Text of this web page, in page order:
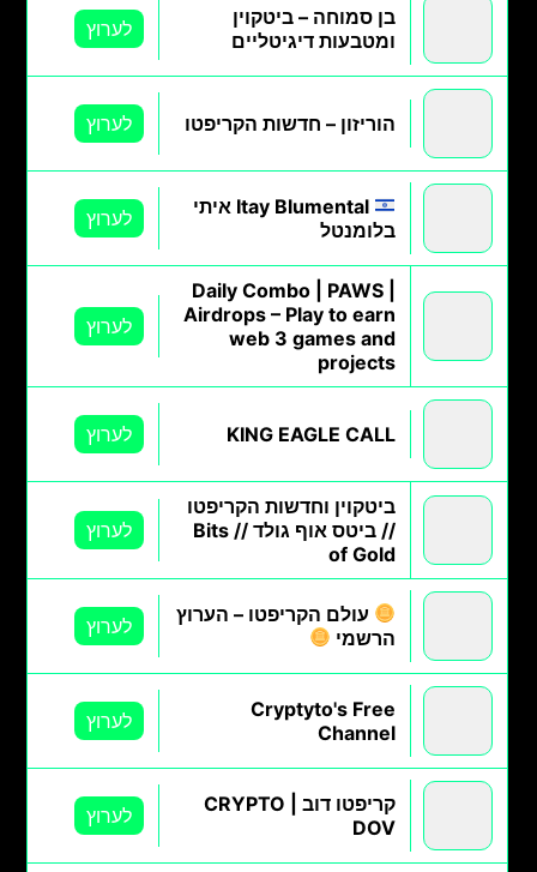
בן סמוחה – ביטקוין
ומטבעות דיגיטליים
לערוץ
הוריזון – חדשות הקריפטו לערוץ
Itay Blumental איתי
בלומנטל
לערוץ
Daily Combo | PAWS |
Airdrops – Play to earn
web 3 games and
projects
לערוץ
KING EAGLE CALL לערוץ
ביטקוין וחדשות הקריפטו
// ביטס אוף גולד // Bits
of Gold
לערוץ
עולם הקריפטו – הערוץ
הרשמי
לערוץ
Cryptyto's Free
Channel
לערוץ
קריפטו דוב | CRYPTO
DOV
לערוץ